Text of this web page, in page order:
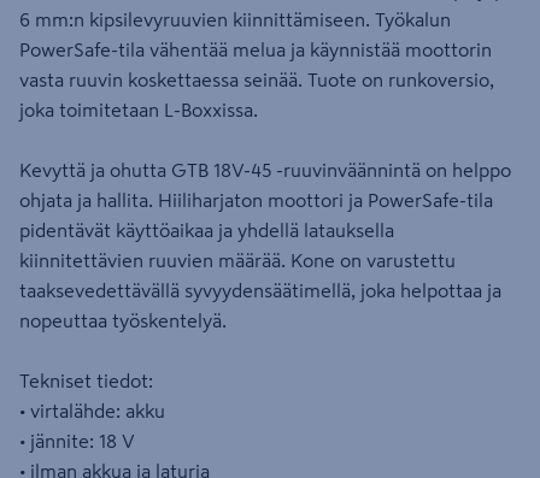
6 mm:n kipsilevyruuvien kiinnittämiseen. Työkalun
PowerSafe-tila vähentää melua ja käynnistää moottorin
vasta ruuvin koskettaessa seinää. Tuote on runkoversio,
joka toimitetaan L-Boxxissa.
Kevyttä ja ohutta GTB 18V-45 -ruuvinväännintä on helppo
ohjata ja hallita. Hiiliharjaton moottori ja PowerSafe-tila
pidentävät käyttöaikaa ja yhdellä latauksella
kiinnitettävien ruuvien määrää. Kone on varustettu
taaksevedettävällä syvyydensäätimellä, joka helpottaa ja
nopeuttaa työskentelyä.
Tekniset tiedot:
• virtalähde: akku
• jännite: 18 V
• ilman akkua ja laturia